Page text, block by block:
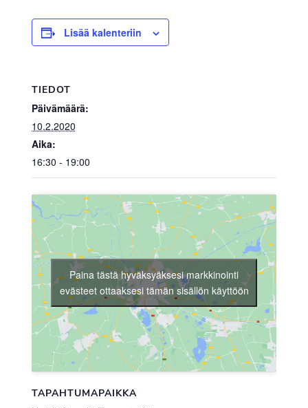
Lisää kalenteriin
TIEDOT
Päivämäärä:
10.2.2020
Aika:
16:30 - 19:00
TAPAHTUMAPAIKKA
Paina tästä hyväksyäksesi markkinointi
evästeet ottaaksesi tämän sisällön käyttöön